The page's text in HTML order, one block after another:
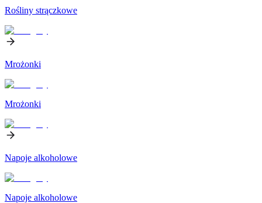
Rośliny strączkowe
Mrożonki
Mrożonki
Napoje alkoholowe
Napoje alkoholowe